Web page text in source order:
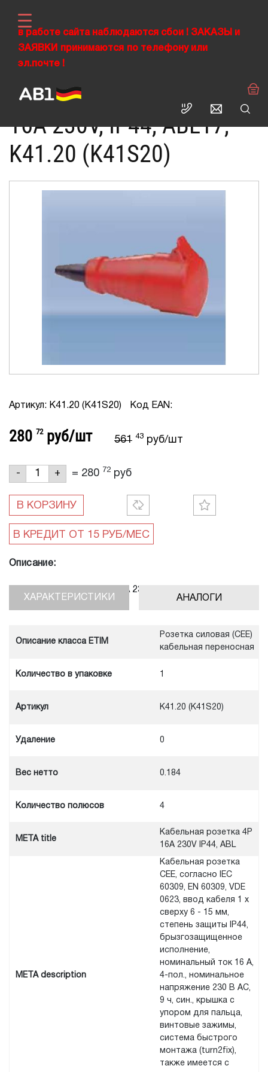
в работе сайта наблюдаются сбои ! ЗАКАЗЫ
и
ЗАЯВКИ
принимаются
по телефону или
эл.почте !
› Промышленные разъемы CEE › Силовые розетки
Кабельная розетка 4Р 16А 230V, IP44, ABL17
КАБЕЛЬНАЯ РОЗЕТКА 4Р
16А 230V, IP44, ABL17,
K41.20 (K41S20)
Артикул: K41.20 (K41S20) Код EAN:
280 72 руб/шт 561 43 руб/шт
- + = 280 72 руб
В КОРЗИНУ
Описание:
Кабельная розетка 4Р 16А 230V, IP44, ABL17
АНАЛОГИ
ХАРАКТЕРИСТИКИ
Описание класса ETIM
Розетка силовая (CEE)
кабельная переносная
Количество в упаковке 1
Артикул K41.20 (K41S20)
Удаление 0
Вес нетто 0.184
Количество полюсов 4
META title
Кабельная розетка 4Р
16А 230V IP44, ABL
META description
Кабельная розетка
CEE, согласно IEC
60309, EN 60309, VDE
0623, ввод кабеля 1 x
сверху 6 - 15 мм,
степень защиты IP44,
брызгозащищенное
исполнение,
номинальный ток 16 А,
4-пол., номинальное
напряжение 230 В AC,
9 ч, син., крышка с
упором для пальца,
винтовые зажимы,
система быстрого
монтажа (turn2fix),
также имеется с